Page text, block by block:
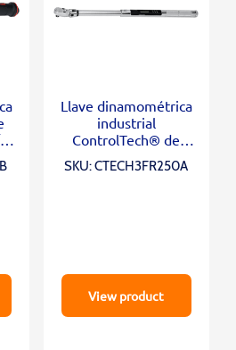
Llave dinamométrica
industrial
ControlTech® de
accionamiento de 1/2
SKU: CTECH3FR250A
View product